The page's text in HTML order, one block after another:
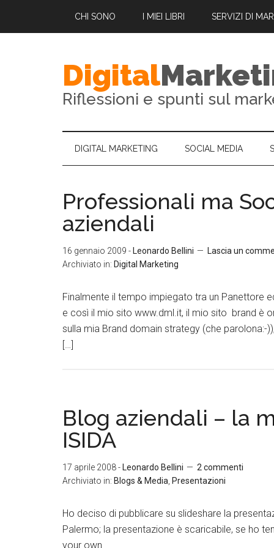
CHI SONO I MIEI LIBRI SERVIZI DI
Digital
Riflessioni e spunti sul
DIGITAL MARKETING SOCIAL MEDIA
Professionali ma
aziendali
16 gennaio 2009 - Leonardo Bellini
Lascia un
Archiviato in: Digital Marketing
Finalmente il tempo impiegato tra un Panettore
e così il mio sito www.dml.it, il mio sito brand è
sulla mia Brand domain strategy (che
[…]
Blog aziendali – la
ISIDA
17 aprile 2008- Leonardo Bellini
2 commenti
Archiviato in: Blogs & Media Presentazioni
Ho deciso di pubblicare su slideshare la
Palermo; la presentazione è scaricabile, se ho
your own